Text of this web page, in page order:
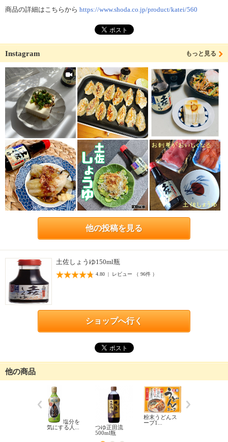
商品の詳細はこちらから https://www.shoda.co.jp/product/katei/560
Instagram もっと見る
他の投稿を見る
土佐しょうゆ150ml瓶
4.80 | レビュー （ 96件 ）
ショップへ行く
他の商品
塩分を
気にする人...
つゆ正田流
500ml瓶
粉末うどんス
ープ1...